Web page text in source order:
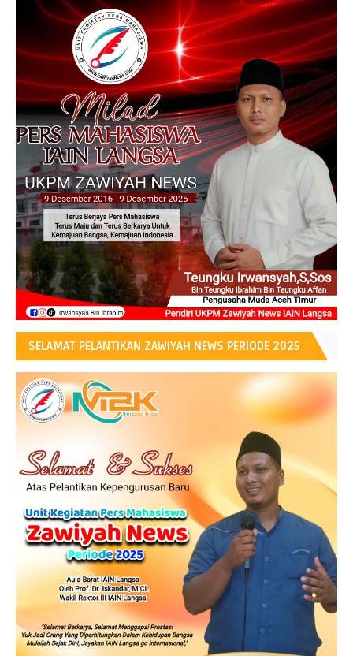
SELAMAT PELANTIKAN ZAWIYAH NEWS PERIODE 2025